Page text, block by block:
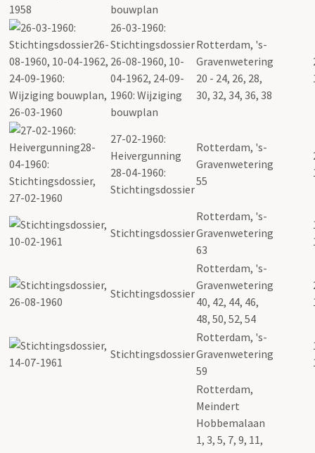
bouwplan
26-03-1960:
Stichtingsdossier
26-08-1960, 10-
04-1962, 24-09-
1960: Wijziging
bouwplan
Rotterdam, 's-
Gravenwetering
20 - 24, 26, 28,
30, 32, 34, 36, 38
27-02-1960:
Heivergunning
28-04-1960:
Stichtingsdossier
Rotterdam, 's-
Gravenwetering
55
Stichtingsdossier
Rotterdam, 's-
Gravenwetering
63
Stichtingsdossier
Rotterdam, 's-
Gravenwetering
40, 42, 44, 46,
48, 50, 52, 54
Stichtingsdossier
Rotterdam, 's-
Gravenwetering
59
Rotterdam,
Meindert
Hobbemalaan
1, 3, 5, 7, 9, 11,